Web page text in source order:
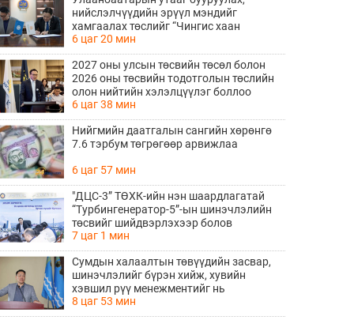
нийслэлчүүдийн эрүүл мэндийг
хамгаалах төслийг “Чингис хаан
баялгийн сан нэгдэл” ХХК-тай хамтран
хэрэгжүүлнэ
6 цаг 20 мин
2027 оны улсын төсвийн төсөл болон
2026 оны төсвийн тодотголын төслийн
олон нийтийн хэлэлцүүлэг боллоо
6 цаг 38 мин
Нийгмийн даатгалын сангийн хөрөнгө
7.6 тэрбум төгрөгөөр арвижлаа
6 цаг 57 мин
"ДЦС-3” ТӨХК-ийн нэн шаардлагатай
“Турбингенератор-5”-ын шинэчлэлийн
төсвийг шийдвэрлэхээр болов
7 цаг 1 мин
Сумдын халаалтын төвүүдийн засвар,
шинэчлэлийг бүрэн хийж, хувийн
хэвшил рүү менежментийг нь
шилжүүлсэн гэдгийг онцоллоо
8 цаг 53 мин